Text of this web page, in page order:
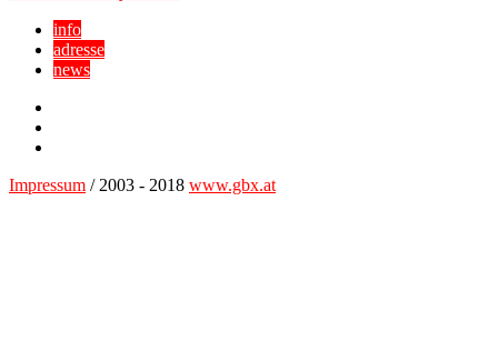
info
adresse
news
Impressum / 2003 - 2018 www.gbx.at